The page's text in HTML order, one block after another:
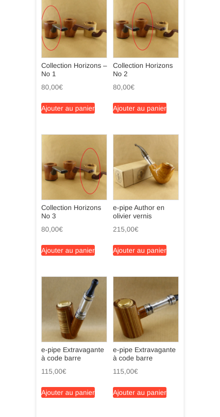
Collection Horizons –
No 1
80,00€
Ajouter au panier
Collection Horizons
No 2
80,00€
Ajouter au panier
Collection Horizons
No 3
80,00€
Ajouter au panier
e-pipe Author en
olivier vernis
215,00€
Ajouter au panier
e-pipe Extravagante
à code barre
115,00€
Ajouter au panier
e-pipe Extravagante
à code barre
115,00€
Ajouter au panier